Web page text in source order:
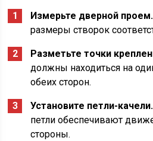
Измерьте дверной проем.
размеры створок
Разметьте точки
должны находиться на
обеих сторон.
Установите петли-качели.
петли обеспечивают
стороны.